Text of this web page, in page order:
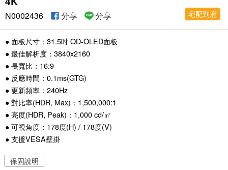
宅配到府
N0002436 分享 分享
● 面板尺寸：31.5吋 QD-OLED面板
● 最佳解析度：3840x2160
● 長寬比：16:9
● 反應時間：0.1ms(GTG)
● 更新頻率：240Hz
● 對比率(HDR, Max)：1,500,000:1
● 亮度(HDR, Peak)：1,000 cd/㎡
● 可視角度：178度(H) / 178度(V)
● 支援VESA壁掛
保固說明